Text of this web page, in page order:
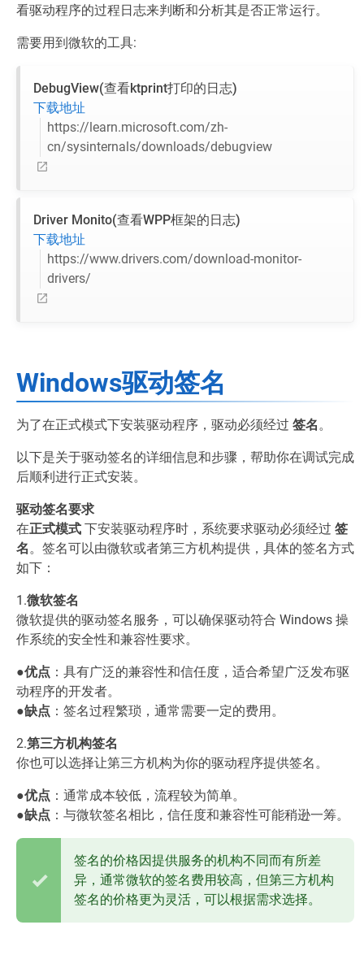
看驱动程序的过程日志来判断和分析其是否正常运行。
需要用到微软的工具:
DebugView(查看ktprint打印的日志)
下载地址
https://learn.microsoft.com/zh-
cn/sysinternals/downloads/debugview
Driver Monito(查看WPP框架的日志)
下载地址
https://www.drivers.com/download-monitor-
drivers/
Windows驱动签名
为了在正式模式下安装驱动程序，驱动必须经过 签名。
以下是关于驱动签名的详细信息和步骤，帮助你在调试完成
后顺利进行正式安装。
驱动签名要求
在正式模式 下安装驱动程序时，系统要求驱动必须经过 签
名。签名可以由微软或者第三方机构提供，具体的签名方式
如下：
1.微软签名
微软提供的驱动签名服务，可以确保驱动符合 Windows 操
作系统的安全性和兼容性要求。
●优点 ：具有广泛的兼容性和信任度，适合希望广泛发布驱
动程序的开发者。
●缺点 ：签名过程繁琐，通常需要一定的费用。
2.第三方机构签名
你也可以选择让第三方机构为你的驱动程序提供签名。
●优点 ：通常成本较低，流程较为简单。
●缺点 ：与微软签名相比，信任度和兼容性可能稍逊一筹。
签名的价格因提供服务的机构不同而有所差
异，通常微软的签名费用较高，但第三方机构
签名的价格更为灵活，可以根据需求选择。